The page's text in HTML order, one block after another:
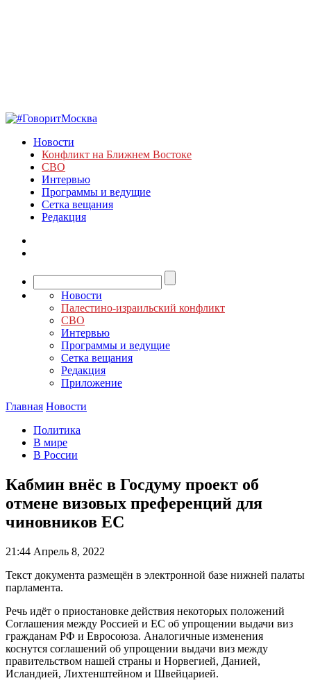
Новости
Конфликт на Ближнем Востоке
СВО
Интервью
Программы и ведущие
Сетка вещания
Редакция
Новости
Палестино-израильский конфликт
СВО
Интервью
Программы и ведущие
Сетка вещания
Редакция
Приложение
Главная Новости
Политика
В мире
В России
Кабмин внёс в Госдуму проект об
отмене визовых преференций для
чиновников ЕС
21:44 Апрель 8, 2022
Текст документа размещён в электронной базе нижней палаты
парламента.
Речь идёт о приостановке действия некоторых положений
Соглашения между Россией и ЕС об упрощении выдачи виз
гражданам РФ и Евросоюза. Аналогичные изменения
коснутся соглашений об упрощении выдачи виз между
правительством нашей страны и Норвегией, Данией,
Исландией, Лихтенштейном и Швейцарией.